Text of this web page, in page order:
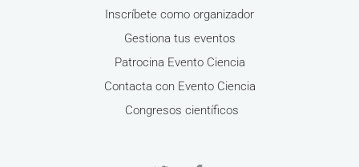
Inscríbete como organizador
Gestiona tus eventos
Patrocina Evento Ciencia
Contacta con Evento Ciencia
Congresos científicos